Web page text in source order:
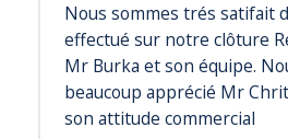
Nous sommes trés satifait
effectué sur notre clôture
Mr Burka et son équipe.
beaucoup apprécié Mr
son attitude commercial